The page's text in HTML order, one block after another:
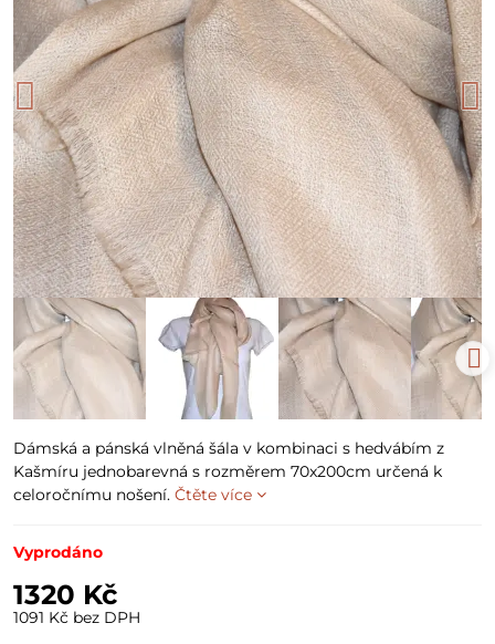
Dámská a pánská vlněná šála v kombinaci s hedvábím z
Kašmíru jednobarevná s rozměrem 70x200cm určená k
celoročnímu nošení. Čtěte více
Vyprodáno
1320 Kč
1091 Kč bez DPH